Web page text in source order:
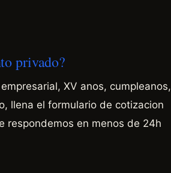
privado?
XV anos, cumpleanos,
llena el formulario de cotizacion
respondemos en menos de 24h